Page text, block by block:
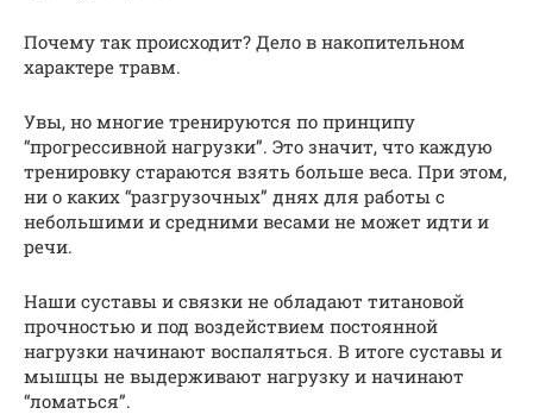
Почему так происходит? Дело в накопительном
характере травм.
Увы, но многие тренируются по принципу
“прогрессивной нагрузки”. Это значит, что каждую
тренировку стараются взять больше веса. При этом,
ни о каких “разгрузочных” днях для работы с
небольшими и средними весами не может идти и
речи.
Наши суставы и связки не обладают титановой
прочностью и под воздействием постоянной
нагрузки начинают воспаляться. В итоге суставы и
мышцы не выдерживают нагрузку и начинают
“ломаться”.